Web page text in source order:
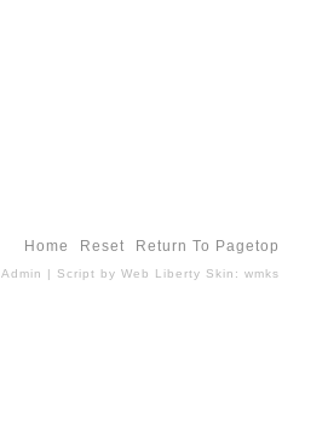
Home Reset Return To Pagetop
Admin | Script by Web Liberty Skin: wmks